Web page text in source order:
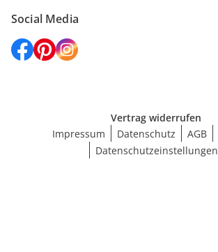
Social Media
Vertrag widerrufen
Impressum
Datenschutz AGB
Datenschutzeinstellungen